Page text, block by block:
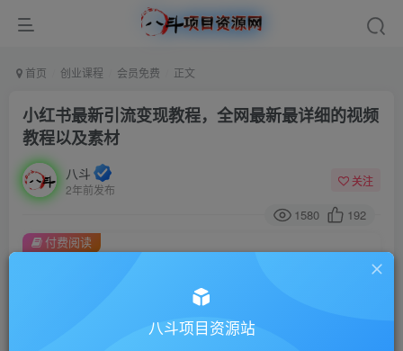
首页 创业课程 会员免费 正文
小红书最新引流变现教程，全网最新最详细的视频
教程以及素材
八斗
2年前发布
关注
1580 192
此内容为付费阅读，请付费后查看
金币9.9金币99
付费阅读
八斗项目资源站